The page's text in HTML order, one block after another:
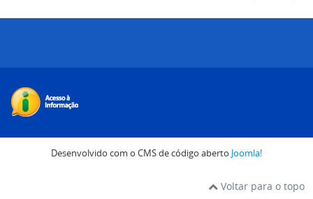
Desenvolvido com o CMS de código aberto Joomla!
Voltar para o topo